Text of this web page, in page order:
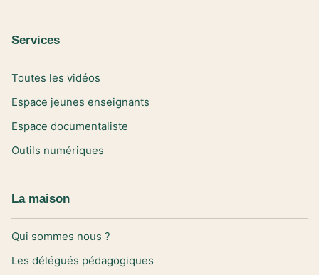
Services
Toutes les vidéos
Espace jeunes enseignants
Espace documentaliste
Outils numériques
La maison
Qui sommes nous ?
Les délégués pédagogiques